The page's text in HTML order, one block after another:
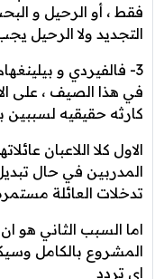
فقط ، أو الرحيل و
التجديد ولا الرحيل
3- فالفيردي و
في هذا الصيف ، على
كارثه حقيقيه
الاول كلا اللاعبان
المدربين في حال تبديل
تدخلات العائلة
اما السبب الثاني هو
المشروع بالكامل
اي تردد